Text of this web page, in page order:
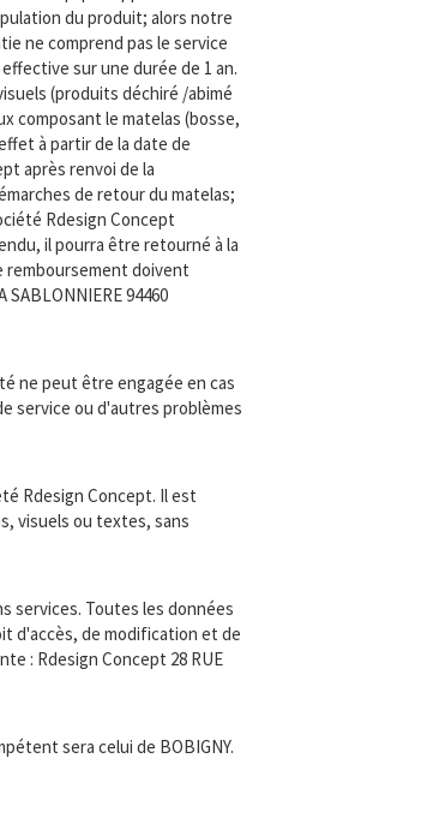
du produit; alors notre
ne comprend pas le service
sur une durée de 1 an.
(produits déchiré /abimé
composant le matelas (bosse,
à partir de la date de
après renvoi de la
de retour du matelas;
Rdesign Concept
il pourra être retourné à la
remboursement doivent
94460
ne peut être engagée en cas
service ou d'autres problèmes
Rdesign Concept. Il est
visuels ou textes, sans
services. Toutes les données
d'accès, de modification et de
: Rdesign Concept 28 RUE
sera celui de BOBIGNY.